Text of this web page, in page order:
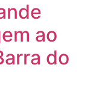
ao
do